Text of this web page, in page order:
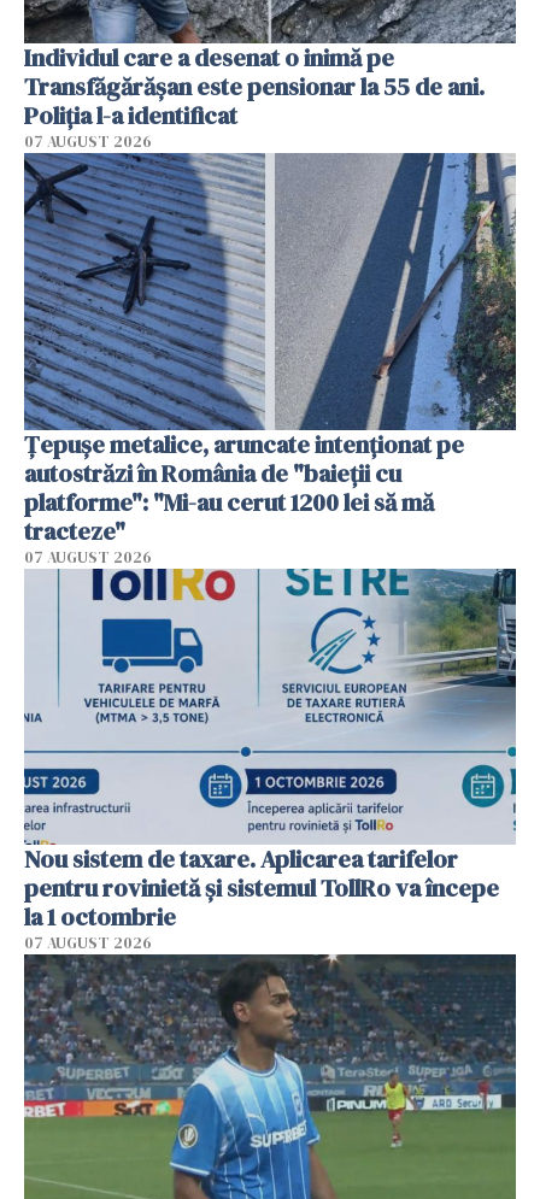
Individul care a desenat o inimă pe
Transfăgărășan este pensionar la 55 de ani.
Poliția l-a identificat
07 AUGUST 2026
Țepușe metalice, aruncate intenționat pe
autostrăzi în România de "baieții cu
platforme": "Mi-au cerut 1200 lei să mă
tracteze"
07 AUGUST 2026
Nou sistem de taxare. Aplicarea tarifelor
pentru rovinietă şi sistemul TollRo va începe
la 1 octombrie
07 AUGUST 2026